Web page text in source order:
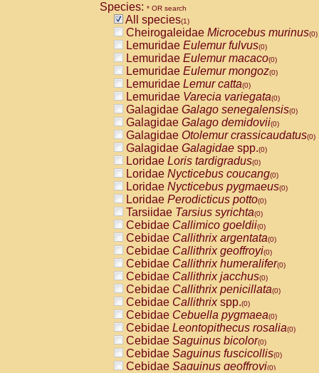
Species: * OR search
All species(1)
Cheirogaleidae Microcebus murinus(0)
Lemuridae Eulemur fulvus(0)
Lemuridae Eulemur macaco(0)
Lemuridae Eulemur mongoz(0)
Lemuridae Lemur catta(0)
Lemuridae Varecia variegata(0)
Galagidae Galago senegalensis(0)
Galagidae Galago demidovii(0)
Galagidae Otolemur crassicaudatus(0)
Galagidae Galagidae spp.(0)
Loridae Loris tardigradus(0)
Loridae Nycticebus coucang(0)
Loridae Nycticebus pygmaeus(0)
Loridae Perodicticus potto(0)
Tarsiidae Tarsius syrichta(0)
Cebidae Callimico goeldii(0)
Cebidae Callithrix argentata(0)
Cebidae Callithrix geoffroyi(0)
Cebidae Callithrix humeralifer(0)
Cebidae Callithrix jacchus(0)
Cebidae Callithrix penicillata(0)
Cebidae Callithrixspp.(0)
Cebidae Cebuella pygmaea(0)
Cebidae Leontopithecus rosalia(0)
Cebidae Saguinus bicolor(0)
Cebidae Saguinus fuscicollis(0)
Cebidae Saguinus geoffroyi(0)